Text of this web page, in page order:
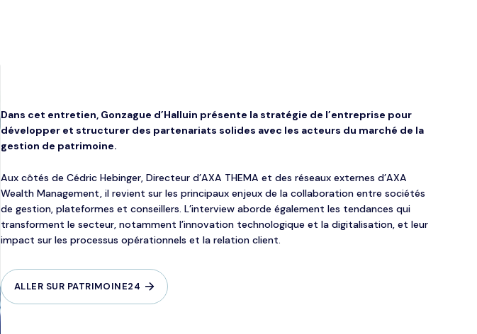
Dans cet entretien, Gonzague d’Halluin présente la stratégie de l’entreprise pour
développer et structurer des partenariats solides avec les acteurs du marché de la
gestion de patrimoine.
Aux côtés de Cédric Hebinger, Directeur d’AXA THEMA et des réseaux externes d’AXA
Wealth Management, il revient sur les principaux enjeux de la collaboration entre sociétés
de gestion, plateformes et conseillers. L’interview aborde également les tendances qui
transforment le secteur, notamment l’innovation technologique et la digitalisation, et leur
impact sur les processus opérationnels et la relation client.
ALLER SUR PATRIMOINE24